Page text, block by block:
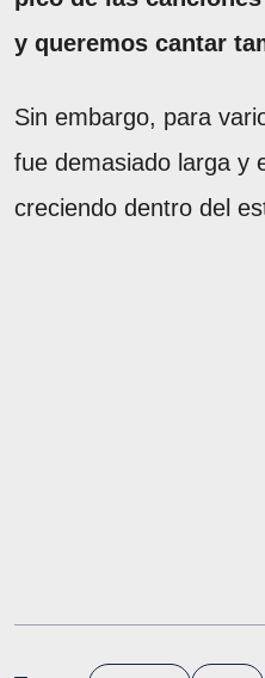
y queremos cantar
Sin embargo, para
fue demasiado larga y
creciendo dentro del